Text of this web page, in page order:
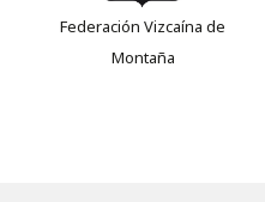
Federación Vizcaína de
Montaña